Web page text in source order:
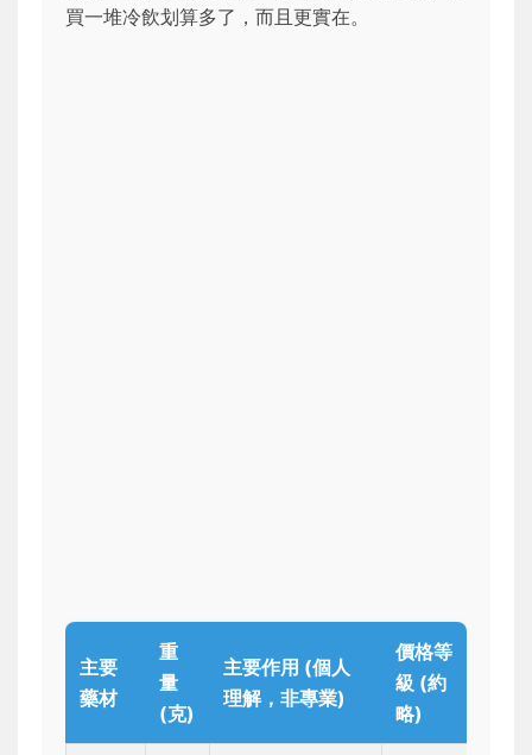
買一堆冷飲划算多了，而且更實在。
主要
藥材
重
量
(克)
主要作用 (個人
理解，非專業)
價格等
級 (約
略)